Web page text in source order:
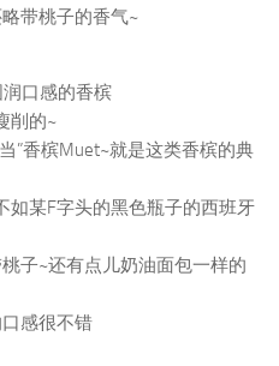
带桃子的香气~
口感的香槟
削的~
”香槟Muet~就是这类香槟的典
如某F字头的黑色瓶子的西班牙
子~还有点儿奶油面包一样的
感很不错